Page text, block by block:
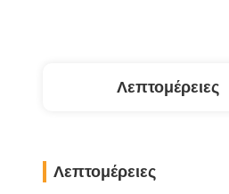
Λεπτομέρειες
Λεπτομέρειες